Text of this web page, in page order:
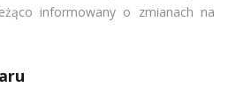
informowany o zmianach na